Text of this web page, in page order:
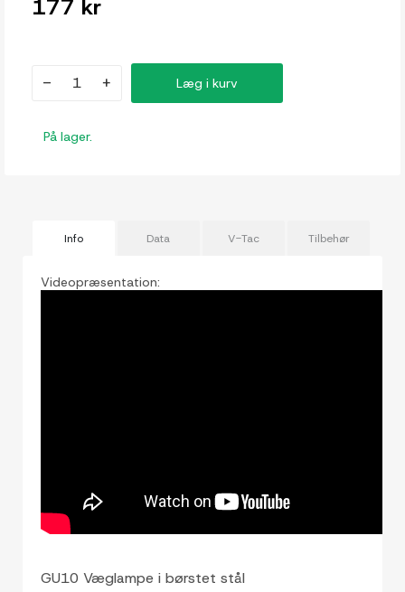
177 kr
- + Læg i kurv
På lager.
Info Data V-Tac Tilbehør
Videopræsentation:
GU10 Væglampe i børstet stål